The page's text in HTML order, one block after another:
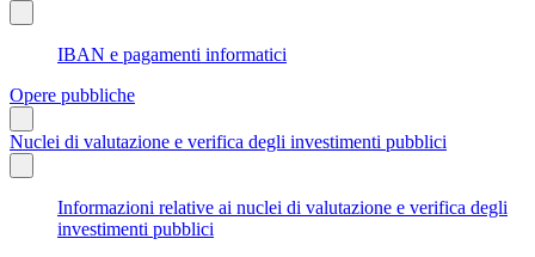
IBAN e pagamenti informatici
Opere pubbliche
Nuclei di valutazione e verifica degli investimenti pubblici
Informazioni relative ai nuclei di valutazione e verifica degli
investimenti pubblici